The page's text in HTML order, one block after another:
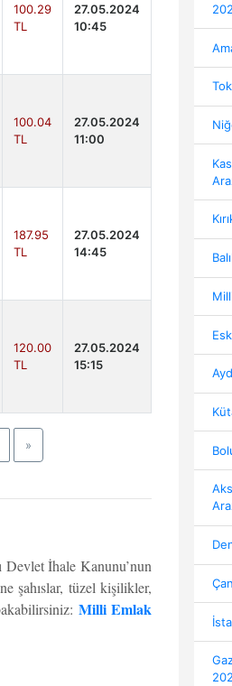
100.29
TL
27.05.2024
10:45
100.04
TL
27.05.2024
11:00
187.95
TL
27.05.2024
14:45
120.00
TL
27.05.2024
15:15
»
Devlet İhale Kanunu’nun
şahıslar, tüzel kişilikler,
Milli Emlak